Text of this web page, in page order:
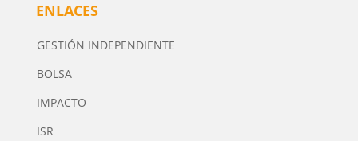
ENLACES
GESTIÓN INDEPENDIENTE
BOLSA
IMPACTO
ISR